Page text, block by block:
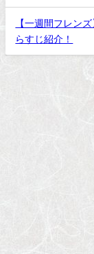
【一週間フレン
らすじ紹介！